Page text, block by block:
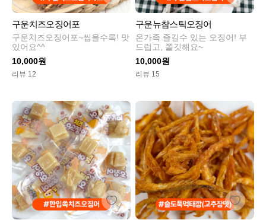
구운치즈오징어포
구운치즈오징어포~씹을수록! 맛
있어요^^
10,000원
리뷰 12
구운뉴참스틱오징어
온가족 즐길수 있는 오징어! 부
드럽고, 쫄깃해요~
10,000원
리뷰 15